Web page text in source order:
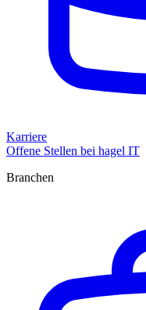
Karriere
Offene Stellen bei hagel IT
Branchen